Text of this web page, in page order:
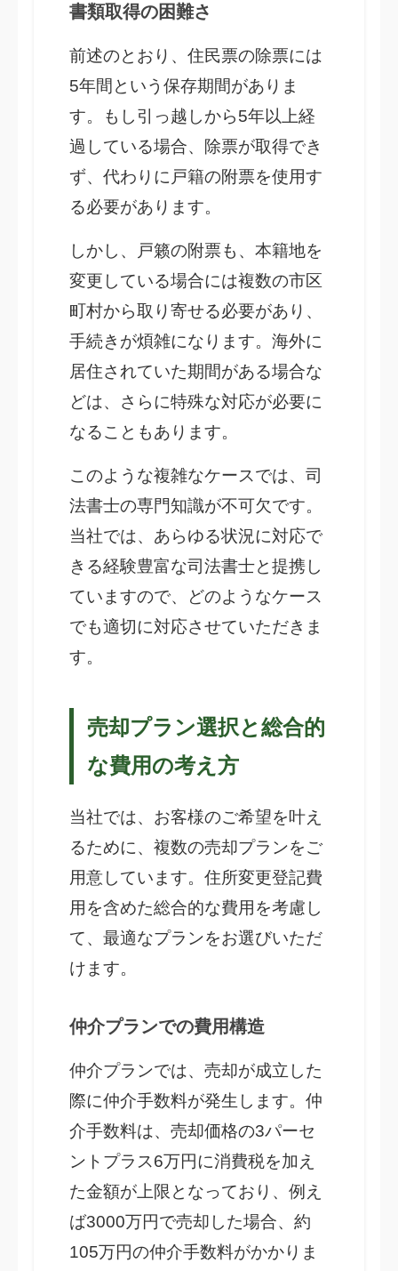
書類取得の困難さ
前述のとおり、住民票の除票には
5年間という保存期間がありま
す。もし引っ越しから5年以上経
過している場合、除票が取得でき
ず、代わりに戸籍の附票を使用す
る必要があります。
しかし、戸籁の附票も、本籍地を
変更している場合には複数の市区
町村から取り寄せる必要があり、
手続きが煩雑になります。海外に
居住されていた期間がある場合な
どは、さらに特殊な対応が必要に
なることもあります。
このような複雑なケースでは、司
法書士の専門知識が不可欠です。
当社では、あらゆる状況に対応で
きる経験豊富な司法書士と提携し
ていますので、どのようなケース
でも適切に対応させていただきま
す。
売却プラン選択と総合的
な費用の考え方
当社では、お客様のご希望を叶え
るために、複数の売却プランをご
用意しています。住所変更登記費
用を含めた総合的な費用を考慮し
て、最適なプランをお選びいただ
けます。
仲介プランでの費用構造
仲介プランでは、売却が成立した
際に仲介手数料が発生します。仲
介手数料は、売却価格の3パーセ
ントプラス6万円に消費税を加え
た金額が上限となっており、例え
ば3000万円で売却した場合、約
105万円の仲介手数料がかかりま